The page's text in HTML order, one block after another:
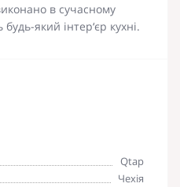
в сучасному
який інтер‘єр кухні.
Qtap
Чехія